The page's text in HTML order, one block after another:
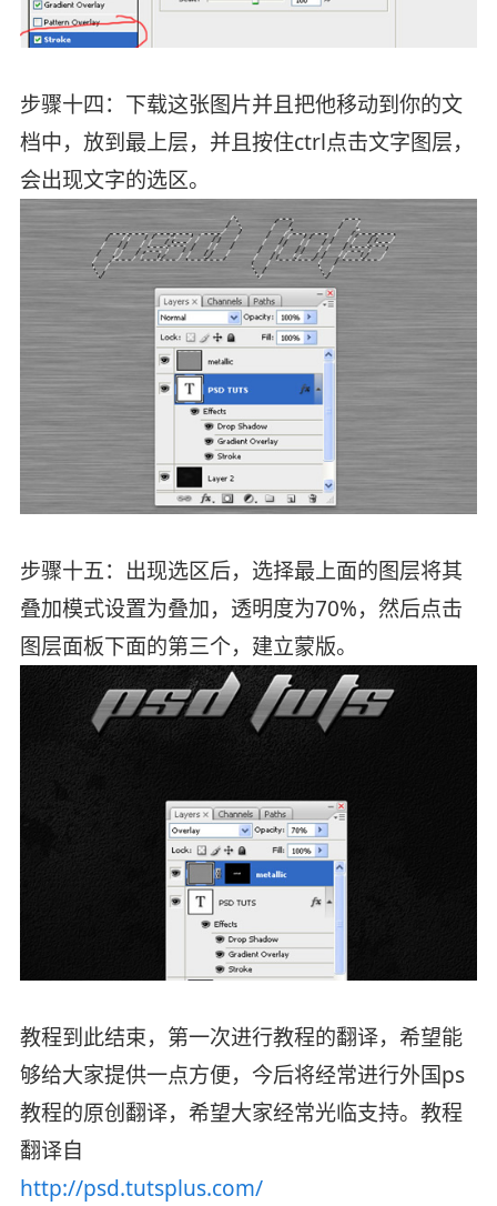
步骤十四：下载这张图片并且把他移动到你的文
档中，放到最上层，并且按住ctrl点击文字图层，
会出现文字的选区。
步骤十五：出现选区后，选择最上面的图层将其
叠加模式设置为叠加，透明度为70%，然后点击
图层面板下面的第三个，建立蒙版。
教程到此结束，第一次进行教程的翻译，希望能
够给大家提供一点方便，今后将经常进行外国ps
教程的原创翻译，希望大家经常光临支持。教程
翻译自
http://psd.tutsplus.com/